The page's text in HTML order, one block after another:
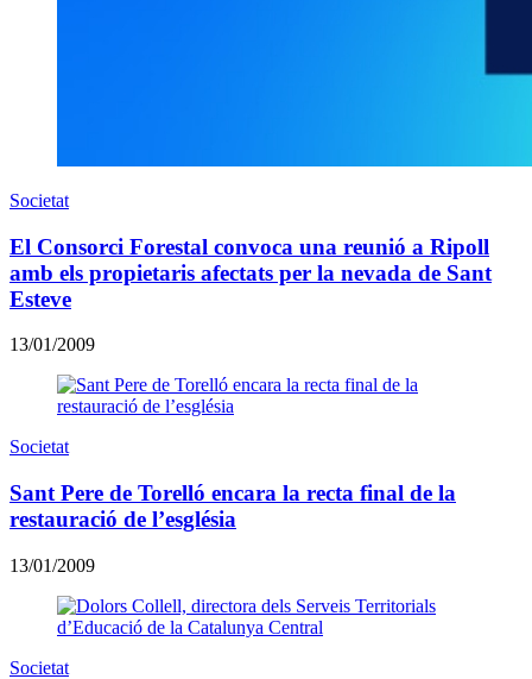
Societat
El Consorci Forestal convoca una reunió a Ripoll
amb els propietaris afectats per la nevada de Sant
Esteve
13/01/2009
Societat
Sant Pere de Torelló encara la recta final de la
restauració de l’església
13/01/2009
Societat